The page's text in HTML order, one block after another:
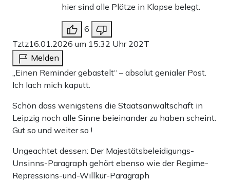
hier sind alle Plätze in Klapse belegt.
6
Tztz16.01.2026 um 15:32 Uhr 202T
Melden
„Einen Reminder gebastelt“ – absolut genialer Post.
Ich lach mich kaputt.
Schön dass wenigstens die Staatsanwaltschaft in
Leipzig noch alle Sinne beieinander zu haben scheint.
Gut so und weiter so !
Ungeachtet dessen: Der Majestätsbeleidigungs-
Unsinns-Paragraph gehört ebenso wie der Regime-
Repressions-und-Willkür-Paragraph